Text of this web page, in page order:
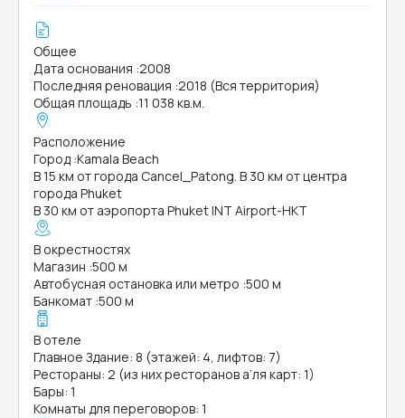
Общее
Дата основания :2008
Последняя реновация :2018 (Вся территория)
Общая площадь :11 038 кв.м.
Расположение
Город :Kamala Beach
В 15 км от города Cancel_Patong. В 30 км от центра
города Phuket
В 30 км от аэропорта Phuket INT Airport-HKT
В окрестностях
Магазин :500 м
Автобусная остановка или метро :500 м
Банкомат :500 м
В отеле
Главное Здание: 8 (этажей: 4, лифтов: 7)
Рестораны: 2 (из них ресторанов а’ля карт: 1)
Бары: 1
Комнаты для переговоров: 1